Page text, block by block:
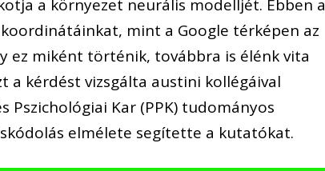
a környezet neurális modelljét. Ebben a
mint a Google térképen az
ez miként történik, továbbra is élénk vita
a kérdést vizsgálta austini kollégáival
Pszichológiai Kar (PPK) tudományos
elmélete segítette a kutatókat.